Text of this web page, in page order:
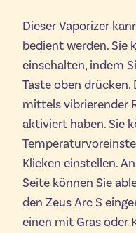
Dieser Vaporizer
bedient werden. Sie
einschalten, indem
Taste oben
mittels vibrierender
aktiviert haben. Sie
Klicken einstellen.
Seite können Sie
den Zeus Arc S
einen mit Gras oder